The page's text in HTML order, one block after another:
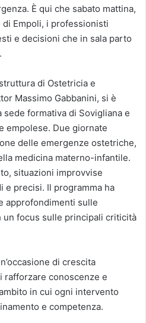
È qui che sabato mattina,
di Empoli, i professionisti
e decisioni che in sala parto
di Ostetricia e
Massimo Gabbanini, si è
formativa di Sovigliana e
empolese. Due giornate
delle emergenze ostetriche,
medicina materno-infantile.
situazioni improvvise
precisi. Il programma ha
approfondimenti sulle
un focus sulle principali criticità
di crescita
rafforzare conoscenze e
in cui ogni intervento
e competenza.